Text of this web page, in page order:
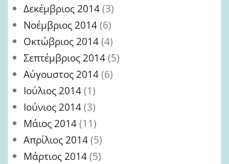
Δεκέμβριος 2014(3)
Νοέμβριος 2014(6)
Οκτώβριος 2014(4)
Σεπτέμβριος 2014(5)
Αύγουστος 2014(6)
Ιούλιος 2014(1)
Ιούνιος 2014(3)
Μάιος 2014(11)
Απρίλιος 2014(5)
Μάρτιος 2014(5)